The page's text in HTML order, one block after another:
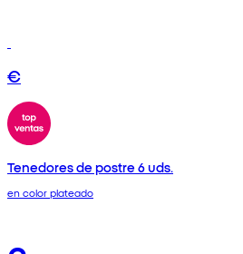
€
Tenedores de postre 6 uds.
en color plateado